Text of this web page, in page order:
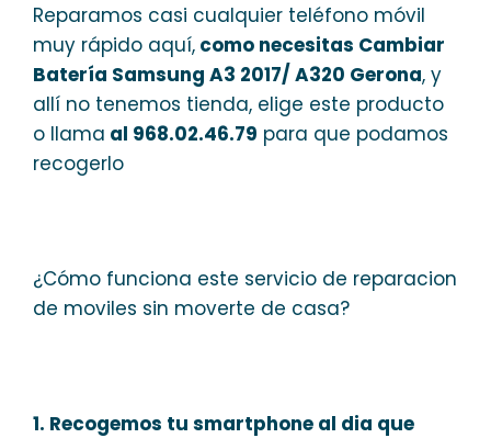
Reparamos casi cualquier teléfono móvil
muy rápido aquí, como necesitas Cambiar
Batería Samsung A3 2017/ A320 Gerona, y
allí no tenemos tienda, elige este producto
o llama al 968.02.46.79 para que podamos
recogerlo
¿Cómo funciona este servicio de reparacion
de moviles sin moverte de casa?
1. Recogemos tu smartphone al dia que